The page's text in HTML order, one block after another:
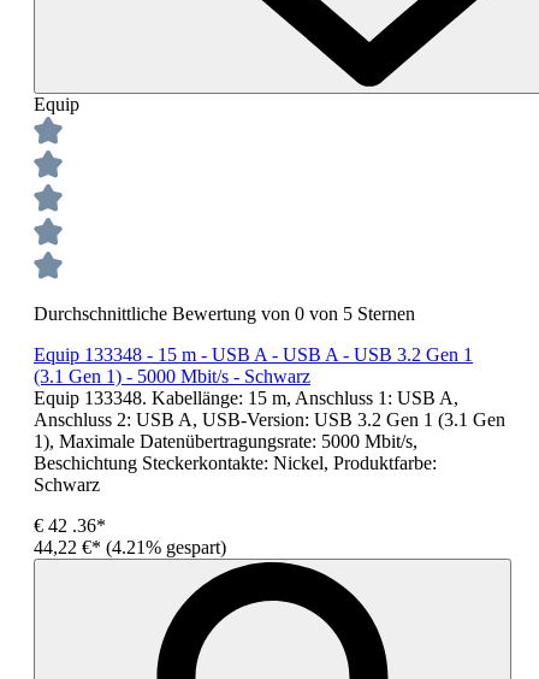
Equip
Durchschnittliche Bewertung von 0 von 5 Sternen
Equip 133348 - 15 m - USB A - USB A - USB 3.2 Gen 1
(3.1 Gen 1) - 5000 Mbit/s - Schwarz
Equip 133348. Kabellänge: 15 m, Anschluss 1: USB A,
Anschluss 2: USB A, USB-Version: USB 3.2 Gen 1 (3.1 Gen
1), Maximale Datenübertragungsrate: 5000 Mbit/s,
Beschichtung Steckerkontakte: Nickel, Produktfarbe:
Schwarz
€ 42 .36*
44,22 €* (4.21% gespart)